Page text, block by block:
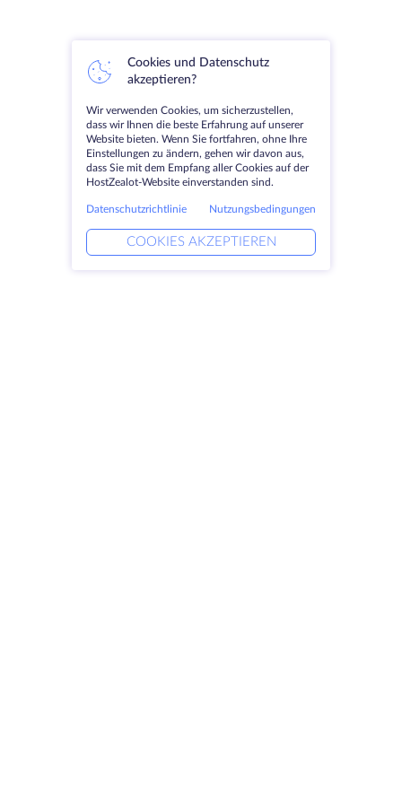
Cookies und Datenschutz
akzeptieren?
Wir verwenden Cookies, um sicherzustellen,
dass wir Ihnen die beste Erfahrung auf unserer
Website bieten. Wenn Sie fortfahren, ohne Ihre
Einstellungen zu ändern, gehen wir davon aus,
dass Sie mit dem Empfang aller Cookies auf der
HostZealot-Website einverstanden sind.
Datenschutzrichtlinie Nutzungsbedingungen
COOKIES AKZEPTIEREN